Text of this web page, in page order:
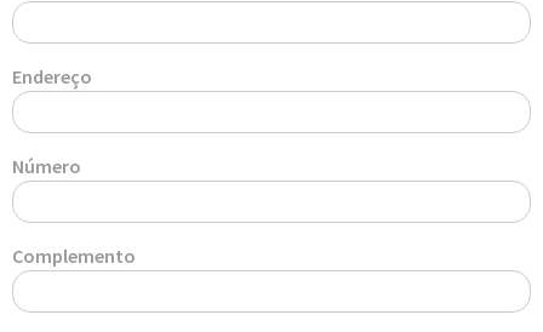
Endereço
Número
Complemento